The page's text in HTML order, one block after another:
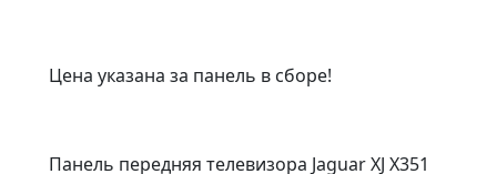
Цена указана за панель в сборе!
Панель передняя телевизора Jaguar XJ X351